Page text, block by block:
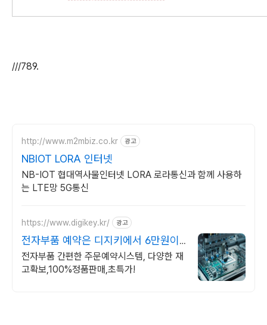
///789.
http://www.m2mbiz.co.kr 광고
NBIOT LORA 인터넷
NB-IOT 협대역사물인터넷 LORA 로라통신과 함께 사용하
는 LTE망 5G통신
https://www.digikey.kr/ 광고
전자부품 예약은 디지키에서 6만원이
상 무료배송,당일발송
전자부품 간편한 주문예약시스템, 다양한 재
고확보,100%정품판매,초특가!